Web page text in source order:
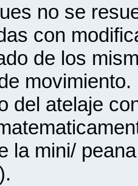
no se
con
de los
movimiento.
del atelaje
la mini/